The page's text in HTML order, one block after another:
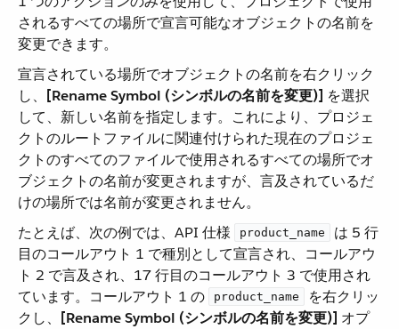
されるすべての場所で宣言可能なオブジェクトの名前を
変更できます。
宣言されている場所でオブジェクトの名前を右クリック
し、​
[Rename Symbol (シンボルの名前を変更)] ​ を選択
して、新しい名前を指定します。これにより、プロジェ
クトのルートファイルに関連付けられた現在のプロジェ
クトのすべてのファイルで使用されるすべての場所でオ
ブジェクトの名前が変更されますが、言及されているだ
けの場所では名前が変更されません。
たとえば、次の例では、API 仕様 ​
product_name
​ は 5 行
目のコールアウト 1 で種別として宣言され、コールアウ
ト 2 で言及され、17 行目のコールアウト 3 で使用され
ています。コールアウト 1 の ​
product_name
​ を右クリッ
クし、​
[Rename Symbol (シンボルの名前を変更)] ​ オプ